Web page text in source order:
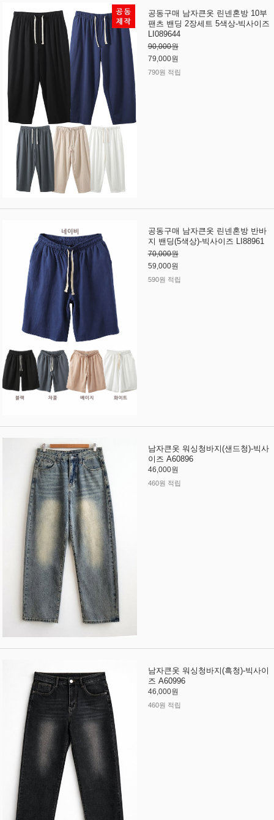
공동구매 남자큰옷 린넨혼방 10부
팬츠 밴딩 2장세트 5색상-빅사이즈
LI089644
90,000원
79,000원
790원 적립
공동구매 남자큰옷 린넨혼방 반바
지 밴딩(5색상)-빅사이즈 LI88961
70,000원
59,000원
590원 적립
남자큰옷 워싱청바지(샌드청)-빅사
이즈 A60896
46,000원
460원 적립
남자큰옷 워싱청바지(흑청)-빅사이
즈 A60996
46,000원
460원 적립